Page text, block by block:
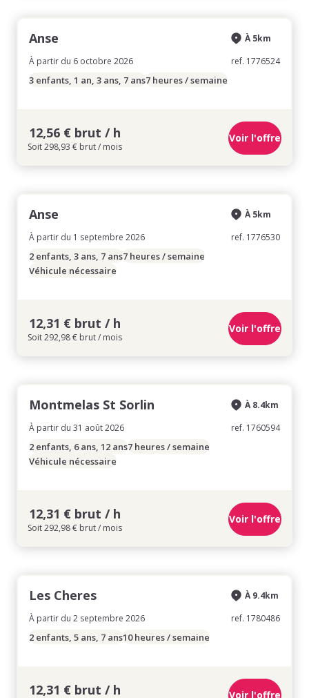
Anse
À partir du 6 octobre 2026
À 5km
ref. 1776524
3 enfants, 1 an, 3 ans, 7 ans7 heures / semaine
12,56 € brut / h
Soit 298,93 € brut / mois
Voir l'offre
Anse
À partir du 1 septembre 2026
À 5km
ref. 1776530
2 enfants, 3 ans, 7 ans7 heures / semaine
Véhicule nécessaire
12,31 € brut / h
Soit 292,98 € brut / mois
Voir l'offre
Montmelas St Sorlin
À partir du 31 août 2026
À 8.4km
ref. 1760594
2 enfants, 6 ans, 12 ans7 heures / semaine
Véhicule nécessaire
12,31 € brut / h
Soit 292,98 € brut / mois
Voir l'offre
Les Cheres
À partir du 2 septembre 2026
À 9.4km
ref. 1780486
2 enfants, 5 ans, 7 ans10 heures / semaine
12,31 € brut / h Voir l'offre